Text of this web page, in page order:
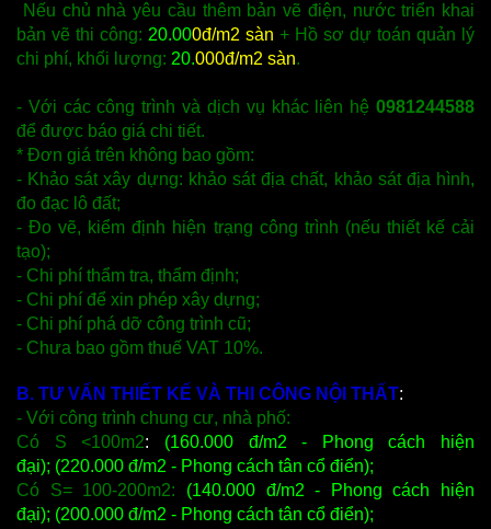
Nếu chủ nhà yêu cầu thêm bản vẽ điện, nước triển khai
bản vẽ thi công: 20.000đ/m2 sàn + Hồ sơ dự toán quản lý
chi phí, khối lượng: 20.000đ/m2 sàn.
- Với các công trình và dịch vụ khác liên hệ 0981244588
để được báo giá chi tiết.
* Đơn giá trên không bao gồm:
- Khảo sát xây dựng: khảo sát địa chất, khảo sát địa hình,
đo đạc lô đất;
- Đo vẽ, kiểm định hiện trạng công trình (nếu thiết kế cải
tạo);
- Chi phí thẩm tra, thẩm định;
- Chi phí để xin phép xây dựng;
- Chi phí phá dỡ công trình cũ;
- Chưa bao gồm thuế VAT 10%.
B. TƯ VẤN THIẾT KẾ VÀ THI CÔNG NỘI THẤT:
- Với công trình chung cư, nhà phố:
Có S <100m2: (160.000 đ/m2 - Phong cách hiện
đại); (220.000 đ/m2 - Phong cách tân cổ điển);
Có S= 100-200m2: (140.000 đ/m2 - Phong cách hiện
đại); (200.000 đ/m2 - Phong cách tân cổ điển);